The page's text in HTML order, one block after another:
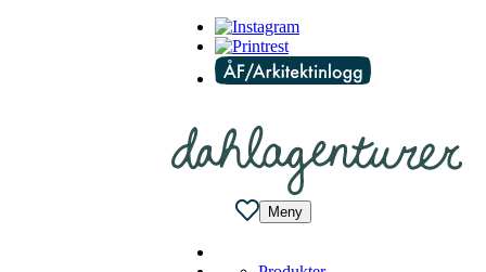
Meny